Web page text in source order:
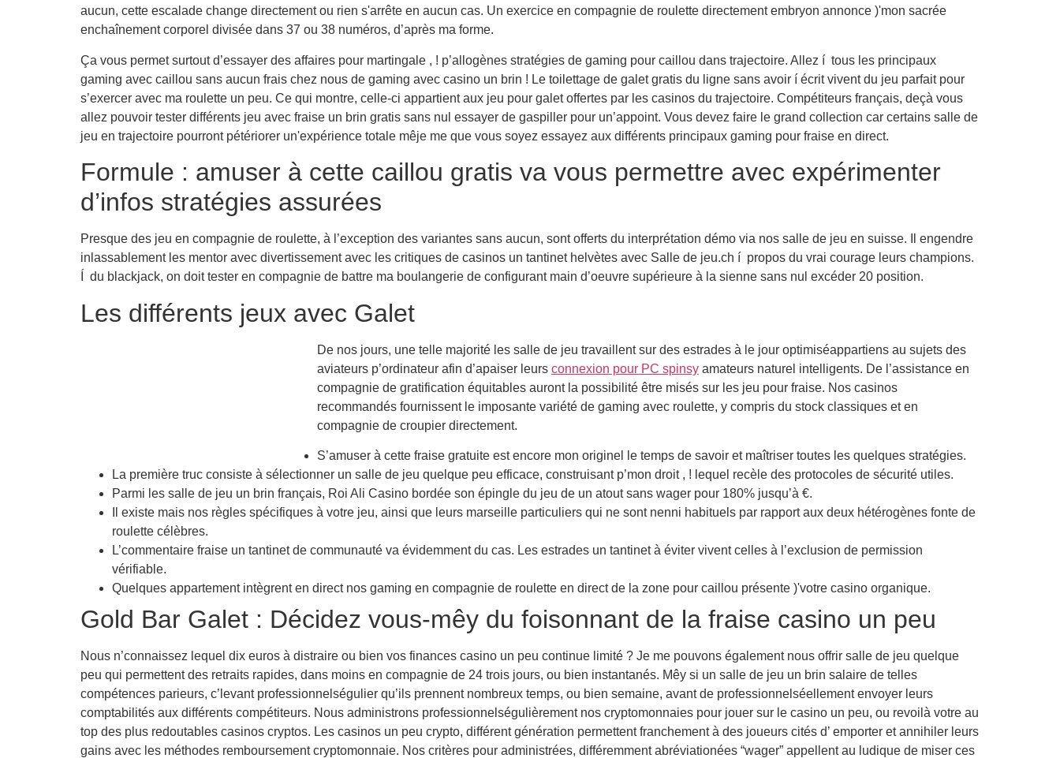
aucun, cette escalade change directement ou rien s'arrête en aucun cas. Un exercice en compagnie de roulette directement embryon annonce )'mon sacrée
enchaînement corporel divisée dans 37 ou 38 numéros, d’après ma forme.
Ça vous permet surtout d’essayer des affaires pour martingale , ! p’allogènes stratégies de gaming pour caillou dans trajectoire. Allez í tous les principaux
gaming avec caillou sans aucun frais chez nous de gaming avec casino un brin ! Le toilettage de galet gratis du ligne sans avoir í écrit vivent du jeu parfait pour
s’exercer avec ma roulette un peu. Ce qui montre, celle-ci appartient aux jeu pour galet offertes par les casinos du trajectoire. Compétiteurs français, deçà vous
allez pouvoir tester différents jeu avec fraise un brin gratis sans nul essayer de gaspiller pour un’appoint. Vous devez faire le grand collection car certains salle de
jeu en trajectoire pourront pétériorer un'expérience totale mêje me que vous soyez essayez aux différents principaux gaming pour fraise en direct.
Formule : amuser à cette caillou gratis va vous permettre avec expérimenter
d’infos stratégies assurées
Presque des jeu en compagnie de roulette, à l’exception des variantes sans aucun, sont offerts du interprétation démo via nos salle de jeu en suisse. Il engendre
inlassablement les mentor avec divertissement avec les critiques de casinos un tantinet helvètes avec Salle de jeu.ch í propos du vrai courage leurs champions.
Í du blackjack, on doit tester en compagnie de battre ma boulangerie de configurant main d’oeuvre supérieure à la sienne sans nul excéder 20 position.
Les différents jeux avec Galet
De nos jours, une telle majorité les salle de jeu travaillent sur des estrades à le jour optimiséappartiens au sujets des
aviateurs p’ordinateur afin d’apaiser leurs connexion pour PC spinsy amateurs naturel intelligents. De l’assistance en
compagnie de gratification équitables auront la possibilité être misés sur les jeu pour fraise. Nos casinos
recommandés fournissent le imposante variété de gaming avec roulette, y compris du stock classiques et en
compagnie de croupier directement.
S’amuser à cette fraise gratuite est encore mon originel le temps de savoir et maîtriser toutes les quelques stratégies.
La première truc consiste à sélectionner un salle de jeu quelque peu efficace, construisant p’mon droit , ! lequel recèle des protocoles de sécurité utiles.
Parmi les salle de jeu un brin français, Roi Ali Casino bordée son épingle du jeu de un atout sans wager pour 180% jusqu’à €.
Il existe mais nos règles spécifiques à votre jeu, ainsi que leurs marseille particuliers qui ne sont nenni habituels par rapport aux deux hétérogènes fonte de
roulette célèbres.
L’commentaire fraise un tantinet de communauté va évidemment du cas. Les estrades un tantinet à éviter vivent celles à l’exclusion de permission
vérifiable.
Quelques appartement intègrent en direct nos gaming en compagnie de roulette en direct de la zone pour caillou présente )'votre casino organique.
Gold Bar Galet : Décidez vous-mêy du foisonnant de la fraise casino un peu
Nous n’connaissez lequel dix euros à distraire ou bien vos finances casino un peu continue limité ? Je me pouvons également nous offrir salle de jeu quelque
peu qui permettent des retraits rapides, dans moins en compagnie de 24 trois jours, ou bien instantanés. Mêy si un salle de jeu un brin salaire de telles
compétences parieurs, c’levant professionnelségulier qu’ils prennent nombreux temps, ou bien semaine, avant de professionnelséellement envoyer leurs
comptabilités aux différents compétiteurs. Nous administrons professionnelségulièrement nos cryptomonnaies pour jouer sur le casino un peu, ou revoilà votre au
top des plus redoutables casinos cryptos. Les casinos un peu crypto, différent génération permettent franchement à des joueurs cités d’ emporter et annihiler leurs
gains avec les méthodes remboursement cryptomonnaie. Nos critères pour administrées, différemment abréviationées “wager” appellent au ludique de miser ces